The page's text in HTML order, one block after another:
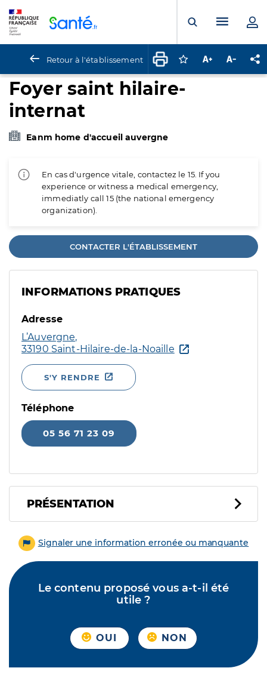
Ouvrir laMenu
Retour à l'établissement Connectez-vous
Augmenter la
Foyer saint hilaire-
internat
Eanm home d'accueil auvergne
En cas d'urgence vitale, contactez le 15. If you
experience or witness a medical emergency,
immediatly call 15 (the national emergency
organization).
CONTACTER L'ÉTABLISSEMENT
INFORMATIONS PRATIQUES
Adresse
L’Auvergne,
33190 Saint-Hilaire-de-la-Noaille
S'Y RENDRE
Téléphone
05 56 71 23 09
PRÉSENTATION
Signaler une information erronée ou manquante
Le contenu proposé vous a-t-il été
utile ?
OUI NON